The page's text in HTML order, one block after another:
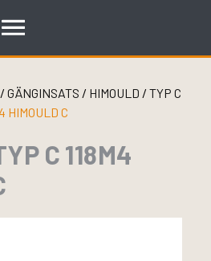
/ GÄNGINSATS / HIMOULD / TYP C
HIMOULD C
C 118M4